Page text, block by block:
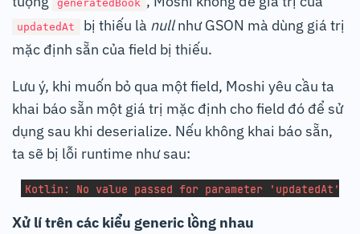
generatedBook
updatedAt bị thiếu là nullnhư GSON mà dùng giá trị
mặc định sẵn của field bị thiếu.
Lưu ý, khi muốn bỏ qua một field, Moshi yêu cầu ta
khai báo sẵn một giá trị mặc định cho field đó để sử
dụng sau khi deserialize. Nếu không khai báo sẵn,
ta sẽ bị lỗi runtime như sau:
Xử lí trên các kiểu generic lồng nhau